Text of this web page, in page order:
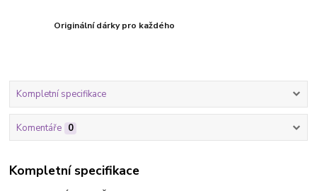
Originální dárky pro každého
Kompletní specifikace
Komentáře 0
Kompletní specifikace